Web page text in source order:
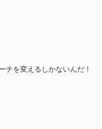
チを変えるしかないんだ！